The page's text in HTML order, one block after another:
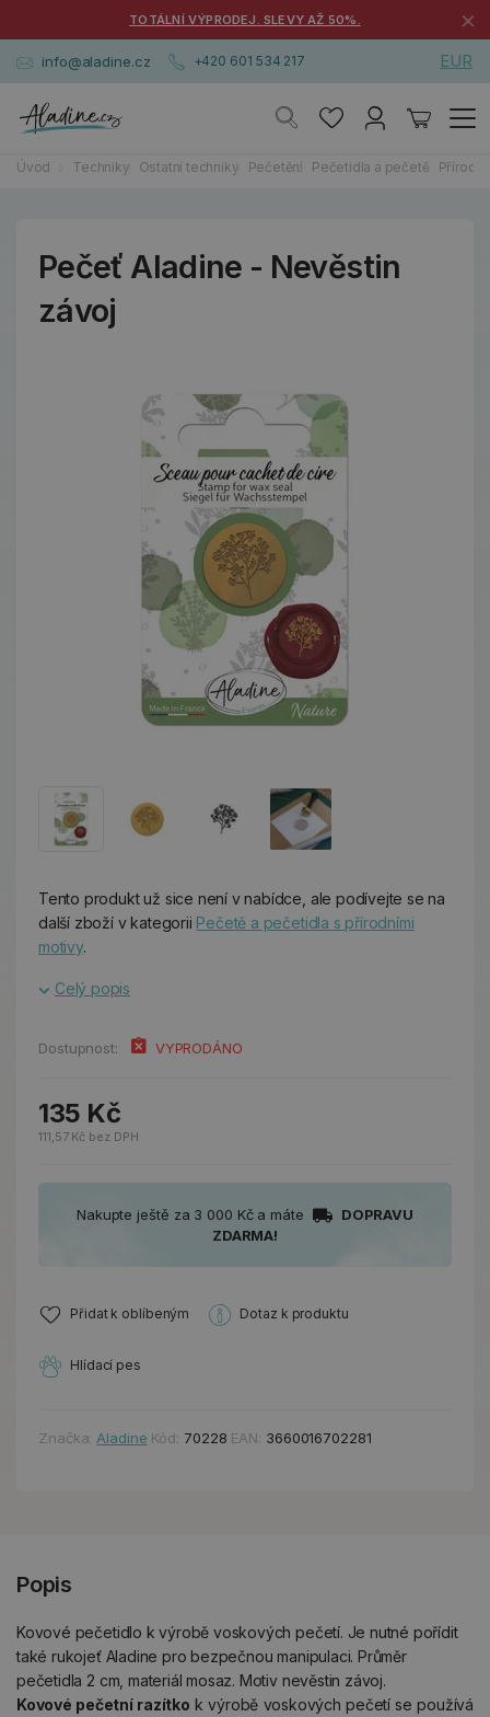
TOTÁLNÍ VÝPRODEJ. SLEVY AŽ 50%. ×
info@aladine.cz +420 601 534 217 EUR
Úvod Techniky Ostatní techniky Pečetění Pečetidla a pečetě Příroda
Pečeť Aladine - Nevěstin
závoj
Tento produkt už sice není v nabídce, ale podívejte se na
další zboží v kategorii Pečetě a pečetidla s přírodními
motivy.
Celý popis
Dostupnost: VYPRODÁNO
135 Kč
111,57 Kč bez DPH
Nakupte ještě za 3 000 Kč a máte
DOPRAVU
ZDARMA!
Přidat k oblíbeným Dotaz k produktu
Hlídací pes
Značka: Aladine Kód: 70228 EAN: 3660016702281
Popis
Kovové pečetidlo k výrobě voskových pečetí. Je nutné pořídit
také rukojeť Aladine pro bezpečnou manipulaci. Průměr
pečetidla 2 cm, materiál mosaz. Motiv nevěstin závoj.
Kovové pečetní razítko k výrobě voskových pečetí se používá